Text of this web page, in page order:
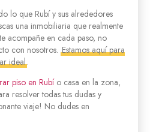
lo que Rubí y sus alrededores
una inmobiliaria que realmente
acompañe en cada paso, no
con nosotros. Estamos aquí para
ideal.
piso en Rubío casa en la zona,
resolver todas tus dudas y
viaje! No dudes en